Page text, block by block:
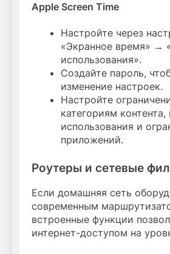
Apple Screen Time
Настройте через
«Экранное время» →
использования».
Создайте пароль,
изменение настроек.
Настройте
категориям
использования и
приложений.
Роутеры и сетевые
Если домашняя сеть
современным
встроенные функции
интернет-доступом на